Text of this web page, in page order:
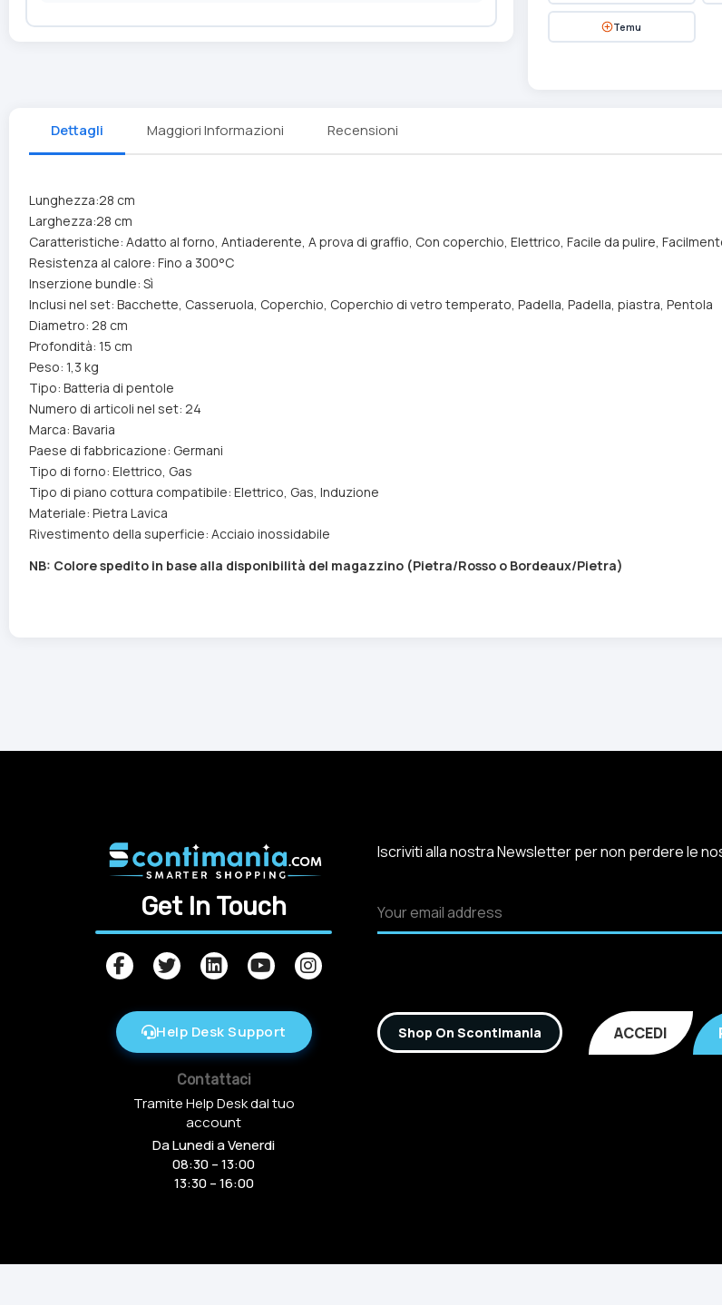
Temu
Dettagli Maggiori Informazioni Recensioni
Lunghezza:28 cm
Larghezza:28 cm
Caratteristiche: Adatto al forno, Antiaderente, A prova di graffio, Con coperchio, Elettrico, Facile da pulire,
Resistenza al calore: Fino a 300°C
Inserzione bundle: Sì
Inclusi nel set: Bacchette, Casseruola, Coperchio, Coperchio di vetro temperato, Padella, Padella, piastra, Pentola
Diametro: 28 cm
Profondità: 15 cm
Peso: 1,3 kg
Tipo: Batteria di pentole
Numero di articoli nel set: 24
Marca: Bavaria
Paese di fabbricazione: Germani
Tipo di forno: Elettrico, Gas
Tipo di piano cottura compatibile: Elettrico, Gas, Induzione
Materiale: Pietra Lavica
Rivestimento della superficie: Acciaio inossidabile
NB: Colore spedito in base alla disponibilità del magazzino (Pietra/Rosso o Bordeaux/Pietra)
Get In Touch
Help Desk Support
Contattaci
Tramite Help Desk dal tuo
account
Da Lunedi a Venerdi
08:30 – 13:00
13:30 – 16:00
Iscriviti alla nostra Newsletter per non perdere le
Shop On Scontimania ACCEDI